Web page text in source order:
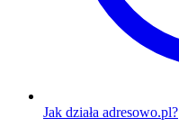
Jak działa adresowo.pl?